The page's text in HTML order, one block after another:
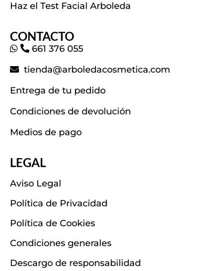
Haz el Test Facial Arboleda
CONTACTO
661 376 055
tienda@arboledacosmetica.com
Entrega de tu pedido
Condiciones de devolución
Medios de pago
LEGAL
Aviso Legal
Política de Privacidad
Política de Cookies
Condiciones generales
Descargo de responsabilidad